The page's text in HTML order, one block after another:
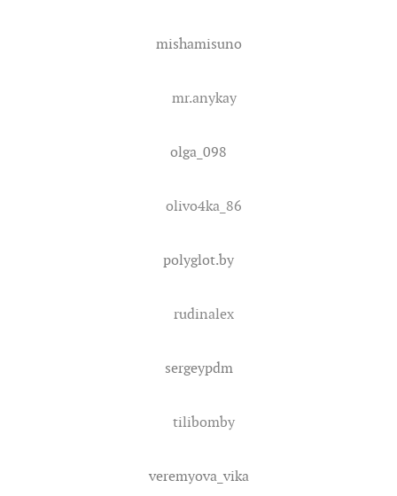
mishamisuno
mr.anykay
olga_098
olivo4ka_86
polyglot.by
rudinalex
sergeypdm
tilibomby
veremyova_vika